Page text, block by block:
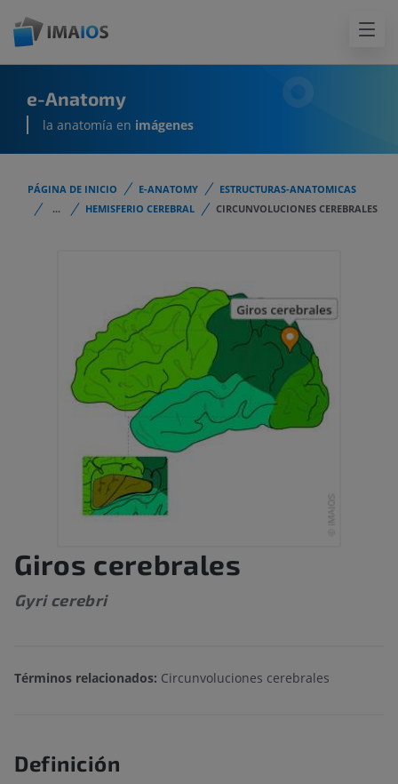
e-Anatomy
la anatomía en imágenes
PÁGINA DE INICIO E-ANATOMY
ESTRUCTURAS-ANATOMICAS
...
HEMISFERIO CEREBRAL CIRCUNVOLUCIONES CEREBRALES
Giros cerebrales
Gyri cerebri
Términos relacionados: Circunvoluciones cerebrales
Definición